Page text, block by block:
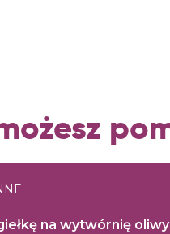
na wytwórnię oliwy